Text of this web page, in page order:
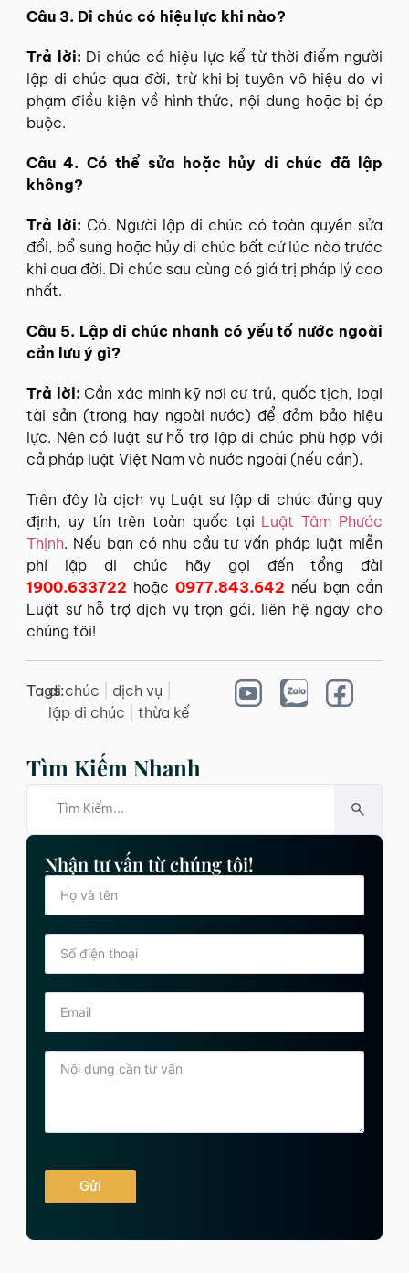
Câu 3. Di chúc có hiệu lực khi nào?
Trả lời: Di chúc có hiệu lực kể từ thời điểm người
lập di chúc qua đời, trừ khi bị tuyên vô hiệu do vi
phạm điều kiện về hình thức, nội dung hoặc bị ép
buộc.
Câu 4. Có thể sửa hoặc hủy di chúc đã lập
không?
Trả lời: Có. Người lập di chúc có toàn quyền sửa
đổi, bổ sung hoặc hủy di chúc bất cứ lúc nào trước
khi qua đời. Di chúc sau cùng có giá trị pháp lý cao
nhất.
Câu 5. Lập di chúc nhanh có yếu tố nước ngoài
cần lưu ý gì?
Trả lời: Cần xác minh kỹ nơi cư trú, quốc tịch, loại
tài sản (trong hay ngoài nước) để đảm bảo hiệu
lực. Nên có luật sư hỗ trợ lập di chúc phù hợp với
cả pháp luật Việt Nam và nước ngoài (nếu cần).
Trên đây là dịch vụ Luật sư lập di chúc đúng quy
định, uy tín trên toàn quốc tại Luật Tâm Phước
Thịnh. Nếu bạn có nhu cầu tư vấn pháp luật miễn
phí lập di chúc hãy gọi đến tổng đài
1900.633722 hoặc 0977.843.642 nếu bạn cần
Luật sư hỗ trợ dịch vụ trọn gói, liên hệ ngay cho
chúng tôi!
Tags:di chúc dịch vụ
lập di chúc
thừa kế
Tìm Kiếm Nhanh
Nhận tư vấn từ chúng tôi!
Gửi